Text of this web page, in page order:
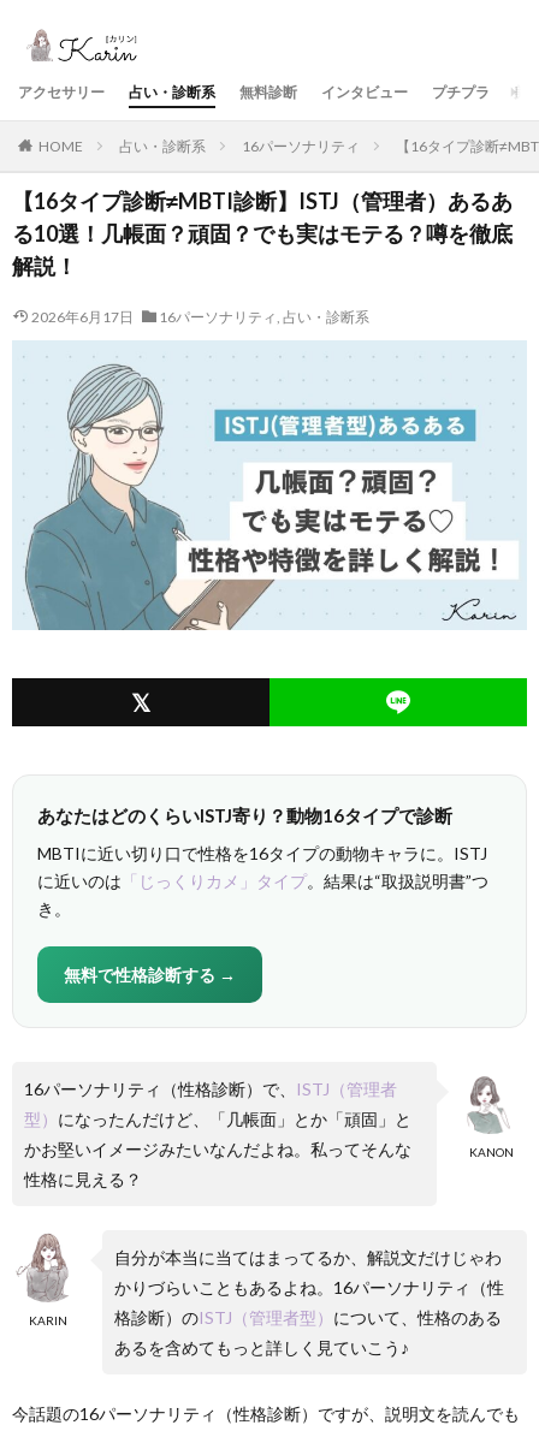
アクセサリー 占い・診断系 無料診断 インタビュー プチプラ 美
HOME 占い・診断系 16パーソナリティ 【16タイプ診断
【16タイプ診断≠MBTI診断】ISTJ（管理者）あるあ
る10選！几帳面？頑固？でも実はモテる？噂を徹底
解説！
2026年6月17日 16パーソナリティ, 占い・診断系
あなたはどのくらいISTJ寄り？動物16タイプで診断
MBTIに近い切り口で性格を16タイプの動物キャラに。ISTJ
に近いのは 「じっくりカメ」タイプ。結果は“取扱説明書”つ
き。
無料で性格診断する →
KANON
16パーソナリティ（性格診断）で、
ISTJ（管理者
型） になったんだけど、「几帳面」とか「頑固」と
かお堅いイメージみたいなんだよね。私ってそんな
性格に見える？
KARIN
自分が本当に当てはまってるか、解説文だけじゃわ
かりづらいこともあるよね。16パーソナリティ（性
格診断）のISTJ（管理者型） について、性格のある
あるを含めてもっと詳しく見ていこう♪
今話題の16パーソナリティ（性格診断）ですが、説明文を読んでも